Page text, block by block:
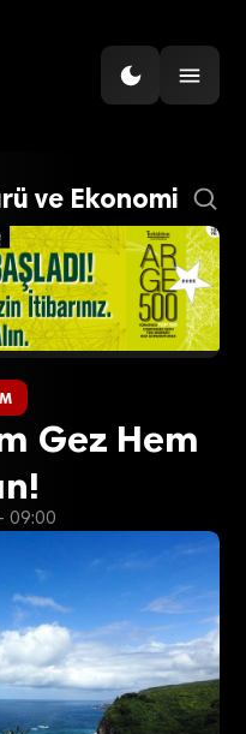
ve Ekonomi
Gez Hem
09:00